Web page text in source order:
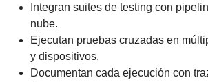
Integran suites de testing con
nube.
Ejecutan pruebas cruzadas en
y dispositivos.
Documentan cada ejecución con